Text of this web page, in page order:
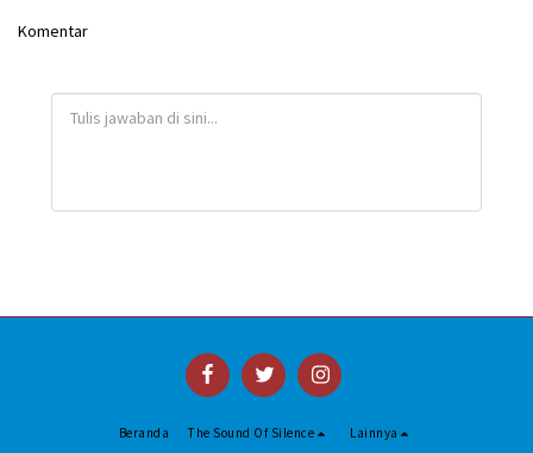
Komentar
Beranda The Sound Of Silence Lainnya